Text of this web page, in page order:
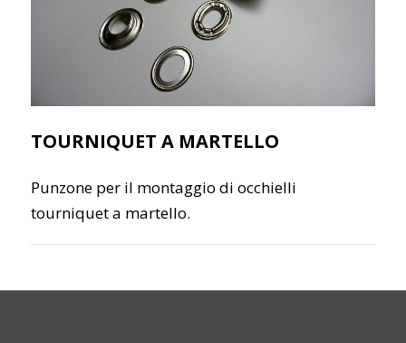
TOURNIQUET A MARTELLO
Punzone per il montaggio di occhielli
tourniquet a martello.